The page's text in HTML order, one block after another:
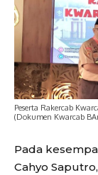
Peserta Rakercab
(Dokumen Kwarcab
Pada
Cahyo